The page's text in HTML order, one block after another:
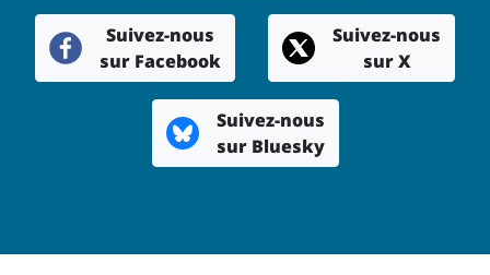
Suivez-nous
sur Facebook
Suivez-nous
sur X
Suivez-nous
sur Bluesky